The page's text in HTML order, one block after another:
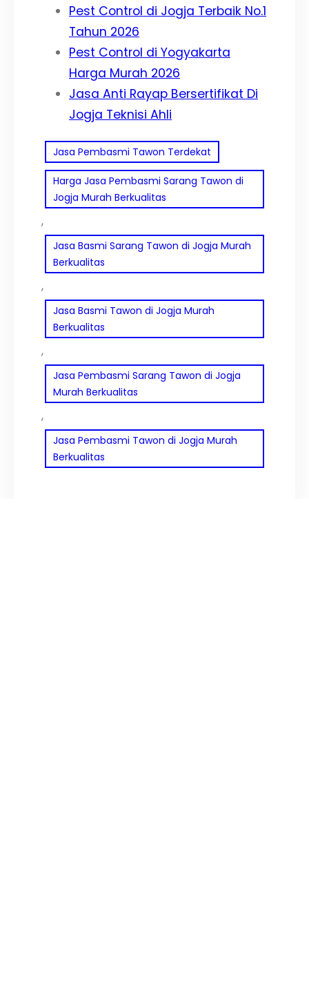
Pest Control di Jogja Terbaik No.1
Tahun 2026
Pest Control di Yogyakarta
Harga Murah 2026
Jasa Anti Rayap Bersertifikat Di
Jogja Teknisi Ahli
Jasa Pembasmi Tawon Terdekat
Harga Jasa Pembasmi Sarang Tawon di
Jogja Murah Berkualitas
,
Jasa Basmi Sarang Tawon di Jogja Murah
Berkualitas
,
Jasa Basmi Tawon di Jogja Murah
Berkualitas
,
Jasa Pembasmi Sarang Tawon di Jogja
Murah Berkualitas
,
Jasa Pembasmi Tawon di Jogja Murah
Berkualitas